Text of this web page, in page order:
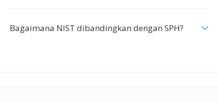
Bagaimana NIST dibandingkan dengan SPH?